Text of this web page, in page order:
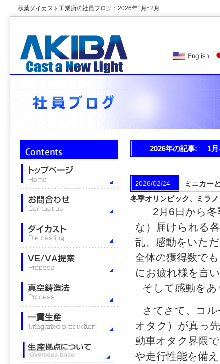
秋葉ダイカスト工業所の社員ブログ：2026年1月~2月
2026年の記事: 1
2026/02/24
ミニカー
冬季オリンピック、ミラ
2月6日から冬
な）届けられる
乱、感動をいた
全体の獲得数で
にお疲れ様を言
そして感動を
さてさて、コ
オタク）が真っ
動車オタク界隈
や走行性能を備